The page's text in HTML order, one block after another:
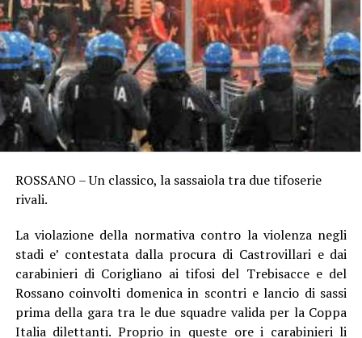
ROSSANO – Un classico, la sassaiola tra due tifoserie
rivali.
La violazione della normativa contro la violenza negli
stadi e’ contestata dalla procura di Castrovillari e dai
carabinieri di Corigliano ai tifosi del Trebisacce e del
Rossano coinvolti domenica in scontri e lancio di sassi
prima della gara tra le due squadre valida per la Coppa
Italia dilettanti. Proprio in queste ore i carabinieri li